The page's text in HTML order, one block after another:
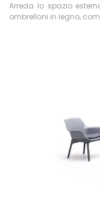
Arreda lo spazio
ombrelloni in legno,